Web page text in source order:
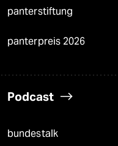
panterstiftung
panterpreis 2026
Podcast
bundestalk